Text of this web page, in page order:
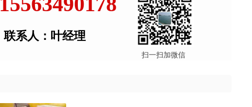
联系人：叶经理
扫一扫加微信